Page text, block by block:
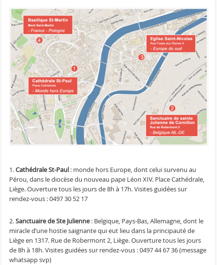
1.Cathédrale St-Paul: monde hors Europe, dont celui survenu au
Pérou, dans le diocèse du nouveau pape Léon XIV. Place Cathédrale,
Liège. Ouverture tous les jours de 8h à 17h. Visites guidées sur
rendez-vous : 0497 30 52 17
2.Sanctuaire de Ste Julienne: Belgique, Pays-Bas, Allemagne, dont le
miracle d’une hostie saignante qui eut lieu dans la principauté de
Liège en 1317. Rue de Robermont 2, Liège. Ouverture tous les jours
de 8h à 18h. Visites guidées sur rendez-vous : 0497 44 67 36 (message
whatsapp svp)